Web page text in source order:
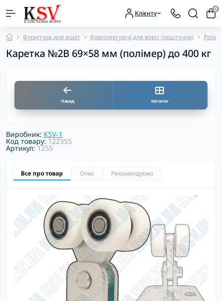
Клієнту 0
Фурнітура для воріт Комплектуючі для воріт (поштучно)
Каретка №2В 69×58 мм (полімер) до 400 кг
Назад Каталог
Виробник: KSV-1
Код товару:122355
Артикул:1255
Все про товар Опис Рекомендуємо